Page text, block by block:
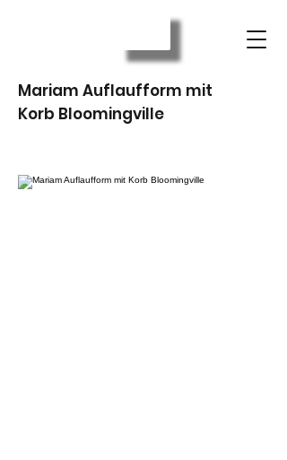
Mariam Auflaufform mit
Korb Bloomingville